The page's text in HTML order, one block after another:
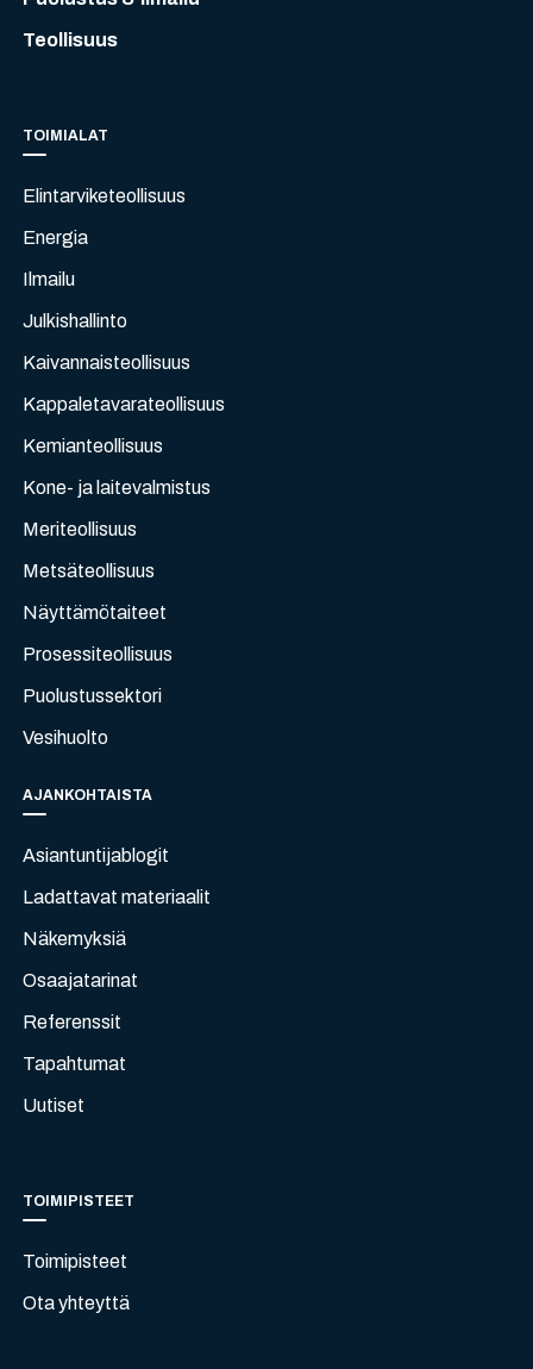
Teollisuus
TOIMIALAT
Elintarviketeollisuus
Energia
Ilmailu
Julkishallinto
Kaivannaisteollisuus
Kappaletavarateollisuus
Kemianteollisuus
Kone- ja laitevalmistus
Meriteollisuus
Metsäteollisuus
Näyttämötaiteet
Prosessiteollisuus
Puolustussektori
Vesihuolto
AJANKOHTAISTA
Asiantuntijablogit
Ladattavat materiaalit
Näkemyksiä
Osaajatarinat
Referenssit
Tapahtumat
Uutiset
TOIMIPISTEET
Toimipisteet
Ota yhteyttä